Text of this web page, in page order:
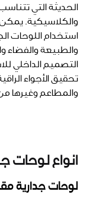
الحديثة التي
والكلاسيكية. يمكن
استخدام اللوحات
والطبيعة والفضاء
التصميم الداخلي
تحقيق الأجواء
والمطاعم وغيرها
انواع لوحات
لوحات جدارية